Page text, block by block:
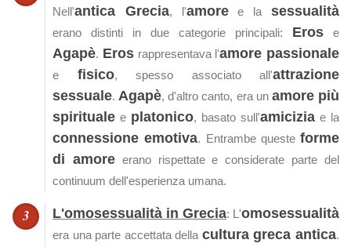
Nell'antica Grecia, l'amoree lasessualità
erano distinti in due categorie principali: Eros e
Agapè. Erosrappresentava l'amore passionale
e fisico, spesso associato all'attrazione
sessuale. Agapè, d'altro canto, era un amore più
spirituale e platonico, basato sull'amicizia e la
connessione emotiva. Entrambe queste forme
di amoreerano rispettate e considerate parte del
continuum dell'esperienza umana.
L'omosessualità in Grecia: L'omosessualità
era una parte accettata della cultura greca antica.